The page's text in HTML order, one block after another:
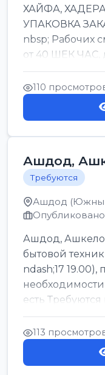
ХАЙФА,
УПАКОВКА
nbsp; Рабочих
от 40 ШЕК ЧАС,
БОНУСЫ 1500
110
Ашдод,
Требуются
Ашдод
Ашдод,
бытовой
ndash;17 19.00),
необходимости
есть
Только
113